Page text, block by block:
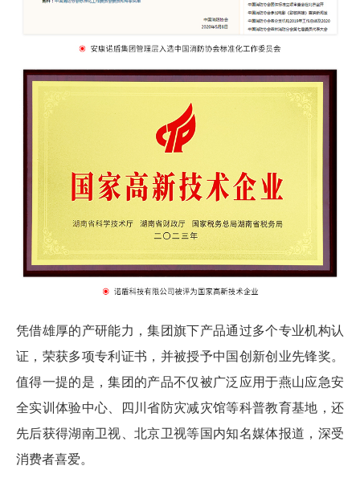
凭借雄厚的产研能力，集团旗下产品通过多个专业机构认
证，荣获多项专利证书，并被授予中国创新创业先锋奖。
值得一提的是，集团的产品不仅被广泛应用于燕山应急安
全实训体验中心、四川省防灾减灾馆等科普教育基地，还
先后获得湖南卫视、北京卫视等国内知名媒体报道，深受
消费者喜爱。